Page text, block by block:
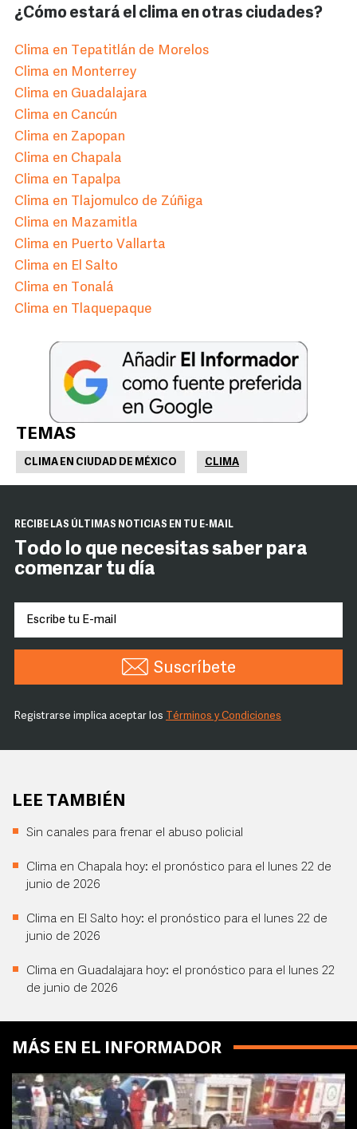
¿Cómo estará el clima en otras ciudades?
Clima en Tepatitlán de Morelos
Clima en Monterrey
Clima en Guadalajara
Clima en Cancún
Clima en Zapopan
Clima en Chapala
Clima en Tapalpa
Clima en Tlajomulco de Zúñiga
Clima en Mazamitla
Clima en Puerto Vallarta
Clima en El Salto
Clima en Tonalá
Clima en Tlaquepaque
TEMAS
CLIMA EN CIUDAD DE MÉXICO CLIMA
RECIBE LAS ÚLTIMAS NOTICIAS EN TU E-MAIL
Todo lo que necesitas saber para
comenzar tu día
Suscríbete
Registrarse implica aceptar los Términos y Condiciones
LEE TAMBIÉN
Sin canales para frenar el abuso policial
Clima en Chapala hoy: el pronóstico para el lunes 22 de
junio de 2026
Clima en El Salto hoy: el pronóstico para el lunes 22 de
junio de 2026
Clima en Guadalajara hoy: el pronóstico para el lunes 22
de junio de 2026
MÁS EN EL INFORMADOR